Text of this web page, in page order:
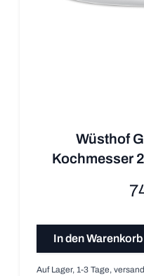
Wüsthof
Kochmesser
In den Warenkorb
Auf Lager, 1-3 Tage,